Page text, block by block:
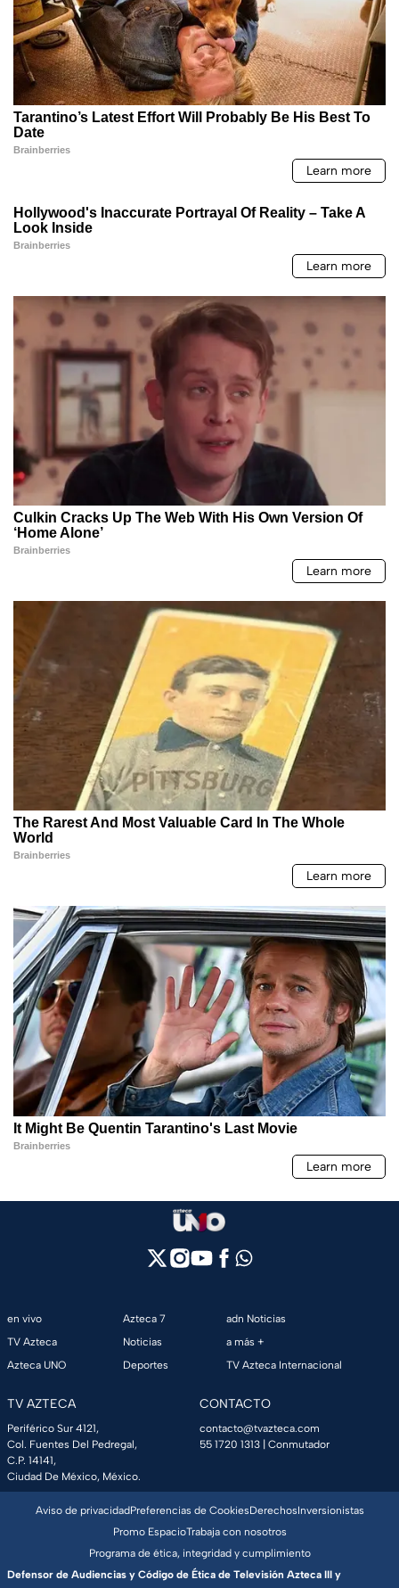
en vivo
TV Azteca
Azteca UNO
Azteca 7
Noticias
Deportes
adn Noticias
a más +
TV Azteca Internacional
TV AZTECA
Periférico Sur 4121,
Col. Fuentes Del Pedregal,
C.P. 14141,
Ciudad De México, México.
CONTACTO
contacto@tvazteca.com
55 1720 1313 | Conmutador
Aviso de privacidadPreferencias de CookiesDerechosInversionistas
Promo EspacioTrabaja con nosotros
Programa de ética, integridad y cumplimiento
Defensor de Audiencias y Código de Ética de Televisión Azteca III y